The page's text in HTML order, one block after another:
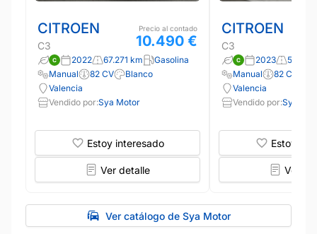
CITROEN
C3
Precio al contado
10.490 €
2022 67.271 km
Gasolina
Manual
82 CV
Blanco
Valencia
Vendido por:Sya Motor
Estoy interesado
Ver detalle
CITROEN
C3
2023
56.170
Manual
82 CV
Valencia
Vendido por:Sya
Estoy
Ver
Ver catálogo de Sya Motor